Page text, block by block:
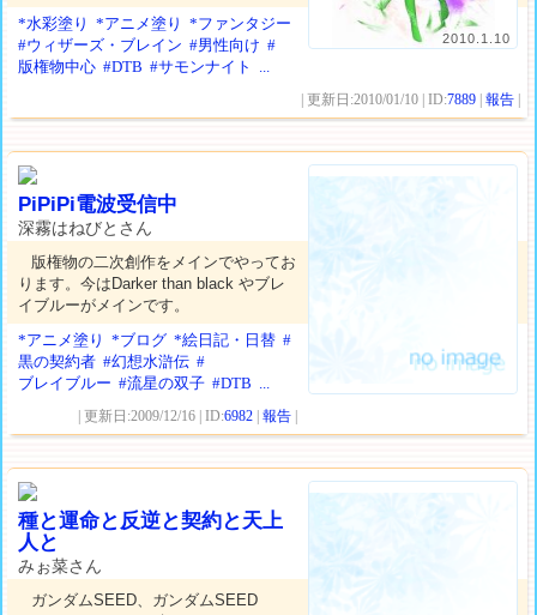
2010.1.10
*水彩塗り
*アニメ塗り
*ファンタジー
#ウィザーズ・ブレイン #男性向け #
版権物中心 #DTB #サモンナイト ...
| 更新日:2010/01/10 | ID:7889 |報告
PiPiPi電波受信中
深霧はねびとさん
版権物の二次創作をメインでやってお
ります。今はDarker than black やブレ
イブルーがメインです。
*アニメ塗り
*ブログ *絵日記・日替 #
黒の契約者 #幻想水滸伝 #
ブレイブルー #流星の双子 #DTB ...
| 更新日:2009/12/16 | ID:6982 |報告
種と運命と反逆と契約と天上
人と
みぉ菜さん
ガンダムSEED、ガンダムSEED